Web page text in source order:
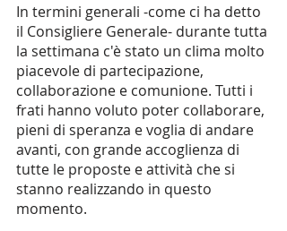
In termini generali -come ci ha detto
il Consigliere Generale- durante tutta
la settimana c'è stato un clima molto
piacevole di partecipazione,
collaborazione e comunione. Tutti i
frati hanno voluto poter collaborare,
pieni di speranza e voglia di andare
avanti, con grande accoglienza di
tutte le proposte e attività che si
stanno realizzando in questo
momento.